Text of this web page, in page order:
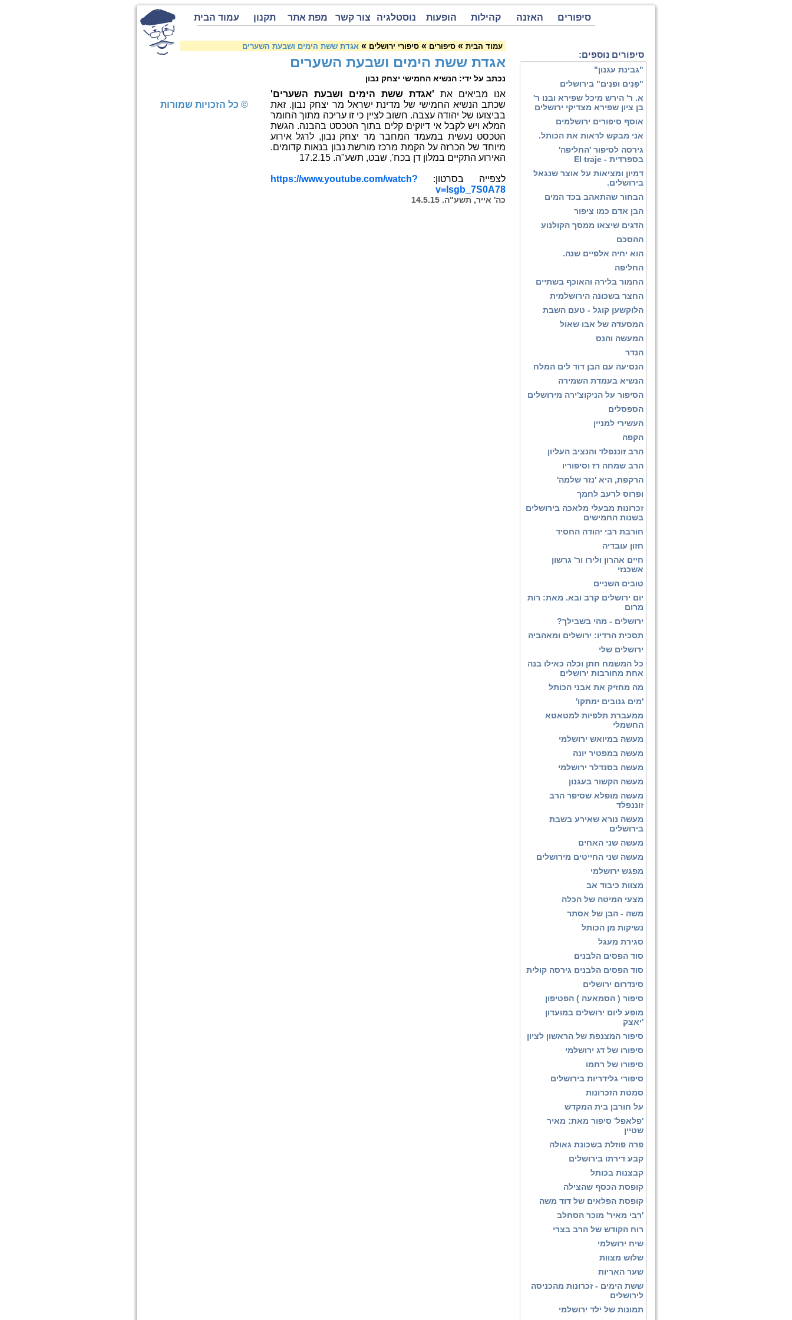
סיפורים האזנה קהילות הופעות נוסטלגיה צור קשר מפת אתר תקנון עמוד הבית
סיפורים נוספים:
"גבינת עגנון"
"פָּנִים ופְּנִים" בירושלים
א. ר' הירש מיכל שפירא ובנו ר'
בן ציון שפירא מצדיקי ירושלים
אוסף סיפורים ירושלמים
אני מבקש לראות את הכותל.
גירסה לסיפור 'החליפה'
בספרדית - El traje
דמיון ומציאות על אוצר שנגאל
בירושלים.
הבחור שהתאהב בכד המים
הבן אדם כמו ציפור
הדגים שיצאו ממסך הקולנוע
ההסכם
הוא יחיה אלפיים שנה.
החליפה
החמור בלירה והאוכף בשתיים
החצר בשכונה הירושלמית
הלוקשען קוגל - טעם השבת
המסעדה של אבו שאול
המעשה והנס
הנדר
הנסיעה עם הבן דוד לים המלח
הנשיא בעמדת השמירה
הסיפור על הניקוצ'ירה מירושלים
הספסלים
העשירי למניין
הקפה
הרב זוננפלד והנציב העליון
הרב שמחה רז וסיפוריו
הרקפת, היא 'נזר שלמה'
ופרוס לרעב לחמך
זכרונות מבעלי מלאכה בירושלים
בשנות החמישים
חורבת רבי יהודה החסיד
חזון עובדיה
חיים אהרון ולירו ור' גרשון
אשכנזי
טובים השניים
יום ירושלים קרב ובא. מאת: רות
מרום
ירושלים - מהי בשבילך?
תסכית הרדיו: ירושלים ומאהביה
ירושלים שלי
כל המשמח חתן וכלה כאילו בנה
אחת מחורבות ירושלים
מה מחזיק את אבני הכותל
'מים גנובים ימתקו'
ממעברת תלפיות למטאטא
החשמלי
מעשה במיואש ירושלמי
מעשה במפטיר יונה
מעשה בסנדלר ירושלמי
מעשה הקשור בעגנון
מעשה מופלא שסיפר הרב
זוננפלד
מעשה נורא שאירע בשבת
בירושלים
מעשה שני האחים
מעשה שני החייטים מירושלים
מפגש ירושלמי
מצוות כיבוד אב
מצעי המיטה של הכלה
משה - הבן של אסתר
נשיקות מן הכותל
סגירת מעגל
סוד הפסים הלבנים
סוד הפסים הלבנים גירסה קולית
סינדרום ירושלים
סיפור ( הסמאעה ) הפטיפון
מופע ליום ירושלים במועדון
'יאצק
סיפור המצנפת של הראשון לציון
סיפורו של דג ירושלמי
סיפורו של רחמו
סיפורי גלידריות בירושלים
סמטת הזכרונות
על חורבן בית המקדש
'פלאפל' סיפור מאת: מאיר
שטיין
פרה פוזלת בשכונת גאולה
קבע דירתו בירושלים
קבצנות בכותל
קופסת הכסף שהצילה
קופסת הפלאים של דוד משה
'רבי מאיר' מוכר הסחלב
רוח הקודש של הרב בצרי
שיח ירושלמי
שלוש מצוות
שער האריות
ששת הימים - זכרונות מהכניסה
לירושלים
תמונות של ילד ירושלמי
עמוד הבית » סיפורים » סיפורי ירושלים » אגדת ששת הימים ושבעת השערים
אגדת ששת הימים ושבעת השערים
נכתב על ידי: הנשיא החמישי יצחק נבון
אנו מביאים את 'אגדת ששת הימים ושבעת השערים'
שכתב הנשיא החמישי של מדינת ישראל מר יצחק נבון. זאת
בביצועו של יהודה עצבה. חשוב לציין כי זו עריכה מתוך החומר
המלא ויש לקבל אי דיוקים קלים בתוך הטכסט בהבנה. הגשת
הטכסט נעשית במעמד המחבר מר יצחק נבון, לרגל אירוע
מיוחד של הכרזה על הקמת מרכז מורשת נבון בנאות קדומים.
האירוע התקיים במלון דן בכח', שבט, תשע"ה. 17.2.15
לצפייה בסרטון: https://www.youtube.com/watch?
v=Isgb_7S0A78
© כל הזכויות שמורות
כה' אייר, תשע"ה. 14.5.15